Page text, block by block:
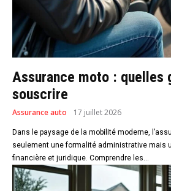
Assurance moto : quelles
souscrire
Assurance auto 17 juillet 2026
Dans le paysage de la mobilité moderne,
seulement une formalité administrative mais
financière et juridique. Comprendre les...